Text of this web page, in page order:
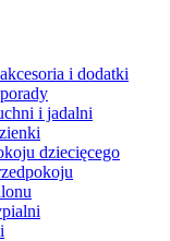
i dodatki
i jadalni
dziecięcego